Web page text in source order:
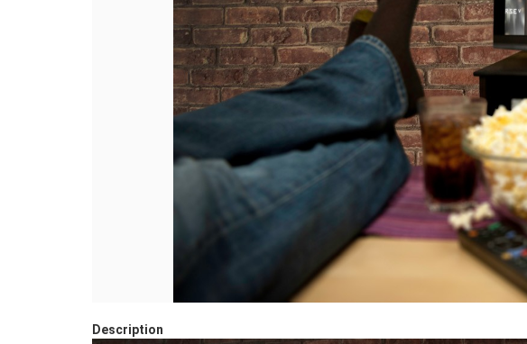
Description